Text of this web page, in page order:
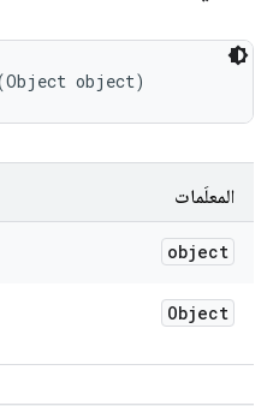
object)
المعلَمات
object
Object